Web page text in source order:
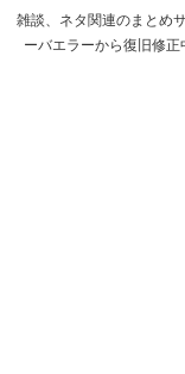
雑談、ネタ関連のまとめ
ーバエラーから復旧修